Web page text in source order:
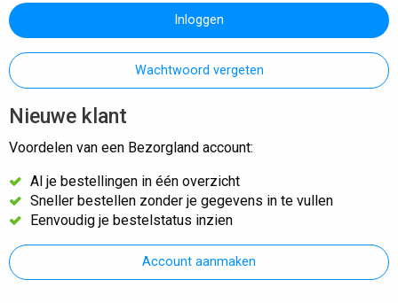
Inloggen
Wachtwoord vergeten
Nieuwe klant
Voordelen van een Bezorgland account:
Al je bestellingen in één overzicht
Sneller bestellen zonder je gegevens in te vullen
Eenvoudig je bestelstatus inzien
Account aanmaken